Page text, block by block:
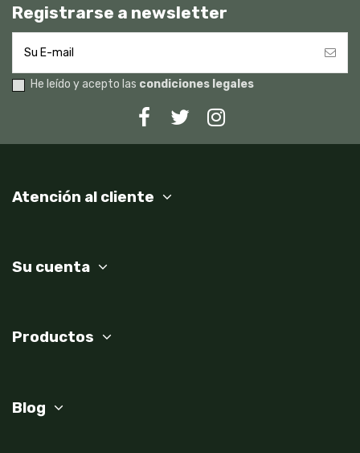
Registrarse a newsletter
He leído y acepto las condiciones legales
Atención al cliente
Su cuenta
Productos
Blog